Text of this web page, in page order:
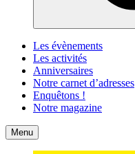
Les évènements
Les activités
Anniversaires
Notre carnet d’adresses
Enquêtons !
Notre magazine
Accueil
Menu Contact